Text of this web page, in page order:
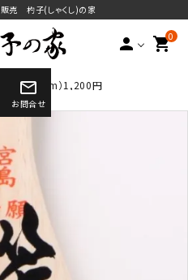
売 杓子(しゃくし)の家
person 0
shopping_cart
mail_outline
お問合せ
料 ）1,200円